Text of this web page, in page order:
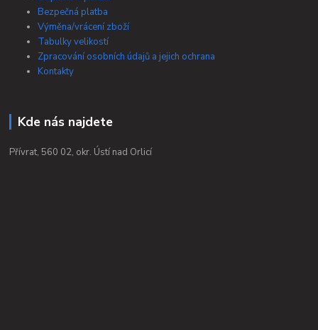
Bezpečná platba
Výměna/vrácení zboží
Tabulky velikostí
Zpracování osobních údajů a jejich ochrana
Kontakty
Kde nás najdete
Přívrat, 560 02, okr. Ústí nad Orlicí